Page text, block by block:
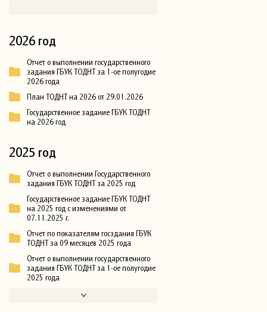
2026 год
Отчет о выполнении государственного
задания ГБУК ТОДНТ за 1-ое полугодие
2026 года
План ТОДНТ на 2026 от 29.01.2026
Государственное задание ГБУК ТОДНТ
на 2026 год
2025 год
Отчет о выполнении Государственного
задания ГБУК ТОДНТ за 2025 год
Государственное задание ГБУК ТОДНТ
на 2025 год с изменениями от
07.11.2025 г.
Отчет по показателям госздания ГБУК
ТОДНТ за 09 месяцев 2025 года
Отчет о выполнении государственного
задания ГБУК ТОДНТ за 1-ое полугодие
2025 года